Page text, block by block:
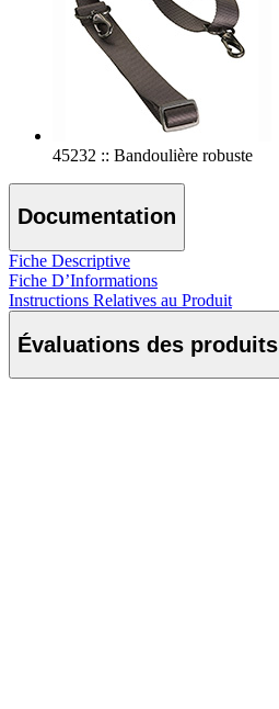
45232 :: Bandoulière robuste
Documentation
Fiche Descriptive
Fiche D’Informations
Instructions Relatives au Produit
Évaluations des produits